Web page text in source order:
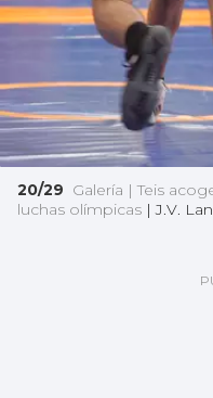
20/29 Galería | Teis
luchas olímpicas |J.V.